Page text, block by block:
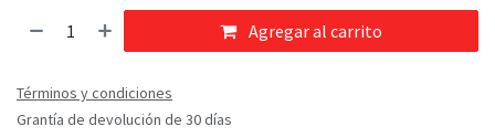
Agregar al carrito
Términos y condiciones
Grantía de devolución de 30 días